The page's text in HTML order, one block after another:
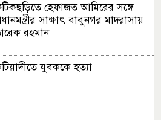
হেফাজত আমিরের সঙ্গে
সাক্ষাৎ বাবুনগর মাদরাসায়
রহমান
যুবককে হত্যা